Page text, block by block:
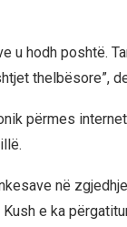
u hodh poshtë.
thelbësore”,
përmes
në
e ka